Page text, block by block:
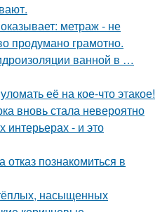
метраж - не
продумано грамотно.
ванной в …
её на кое-что этакое!
вновь стала невероятно
- и это
познакомиться в
насыщенных